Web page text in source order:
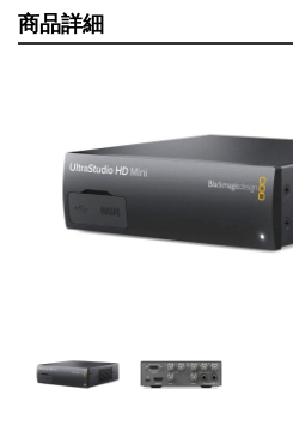
商品詳細